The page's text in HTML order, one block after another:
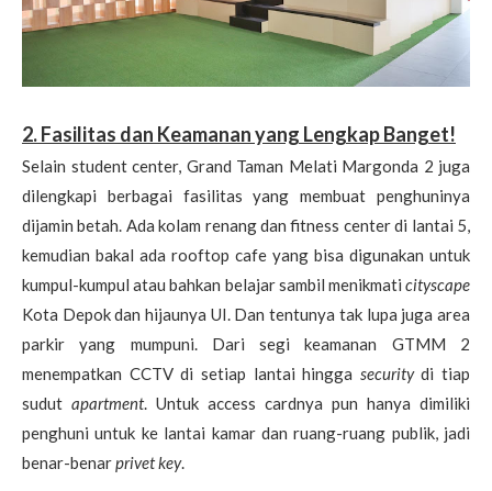
2. Fasilitas dan Keamanan yang Lengkap Banget!
Selain student center, Grand Taman Melati Margonda 2 juga
dilengkapi berbagai fasilitas yang membuat penghuninya
dijamin betah. Ada kolam renang dan fitness center di lantai 5,
kemudian bakal ada rooftop cafe yang bisa digunakan untuk
kumpul-kumpul atau bahkan belajar sambil menikmati cityscape
Kota Depok dan hijaunya UI. Dan tentunya tak lupa juga area
parkir yang mumpuni. Dari segi keamanan GTMM 2
menempatkan CCTV di setiap lantai hingga securitydi tiap
sudut apartment. Untuk access cardnya pun hanya dimiliki
penghuni untuk ke lantai kamar dan ruang-ruang publik, jadi
benar-benarprivet key.